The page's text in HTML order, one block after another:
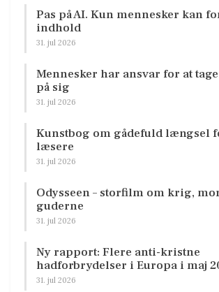
Pas på AI. Kun mennesker kan
indhold
31. jul 2026
Mennesker har ansvar for at
på sig
31. jul 2026
Kunstbog om gådefuld længsel
læsere
31. jul 2026
Odysseen – storfilm om krig,
guderne
31. jul 2026
Ny rapport: Flere anti-kristne
hadforbrydelser i Europa i maj
31. jul 2026